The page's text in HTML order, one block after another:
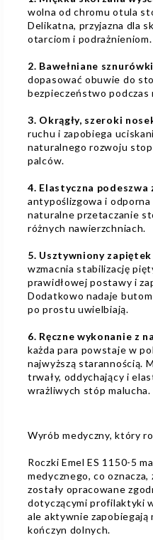
wolna od chromu otula
Delikatna, przyjazna dla
otarciom i podrażnieniom.
2. Bawełniane sznurówki
dopasować obuwie do
bezpieczeństwo podczas
3. Okrągły, szeroki
ruchu i zapobiega
naturalnego rozwoju
palców.
4. Elastyczna
antypoślizgowa i odporna
naturalne przetaczanie
różnych nawierzchniach.
5. Usztywniony
wzmacnia stabilizację
prawidłowej postawy i
Dodatkowo nadaje
po prostu uwielbiają.
6. Ręczne wykonanie z
każda para powstaje w
najwyższą starannością.
trwały, oddychający i
wrażliwych stóp malucha.
Wyrób medyczny, który
Roczki Emel ES 1150-5
medycznego, co
zostały opracowane
dotyczącymi profilaktyki
ale aktywnie zapobiegają
kończyn dolnych.